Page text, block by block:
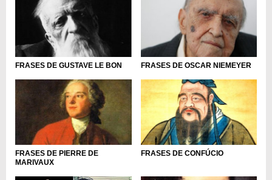
FRASES DE GUSTAVE LE BON FRASES DE OSCAR NIEMEYER
FRASES DE PIERRE DE
MARIVAUX
FRASES DE CONFÚCIO